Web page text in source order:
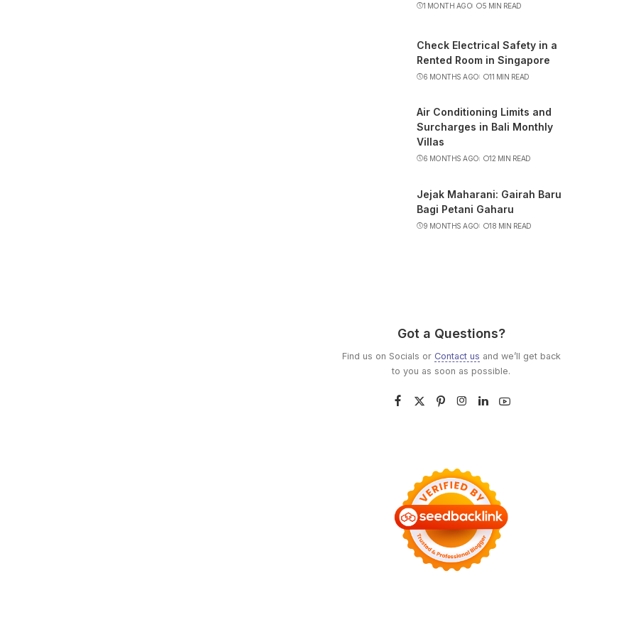
1 MONTH AGO 5 MIN READ
Check Electrical Safety in a
Rented Room in Singapore
6 MONTHS AGO 11 MIN READ
Air Conditioning Limits and
Surcharges in Bali Monthly
Villas
6 MONTHS AGO 12 MIN READ
Jejak Maharani: Gairah Baru
Bagi Petani Gaharu
9 MONTHS AGO 18 MIN READ
Got a Questions?
Find us on Socials or Contact us and we’ll get back
to you as soon as possible.